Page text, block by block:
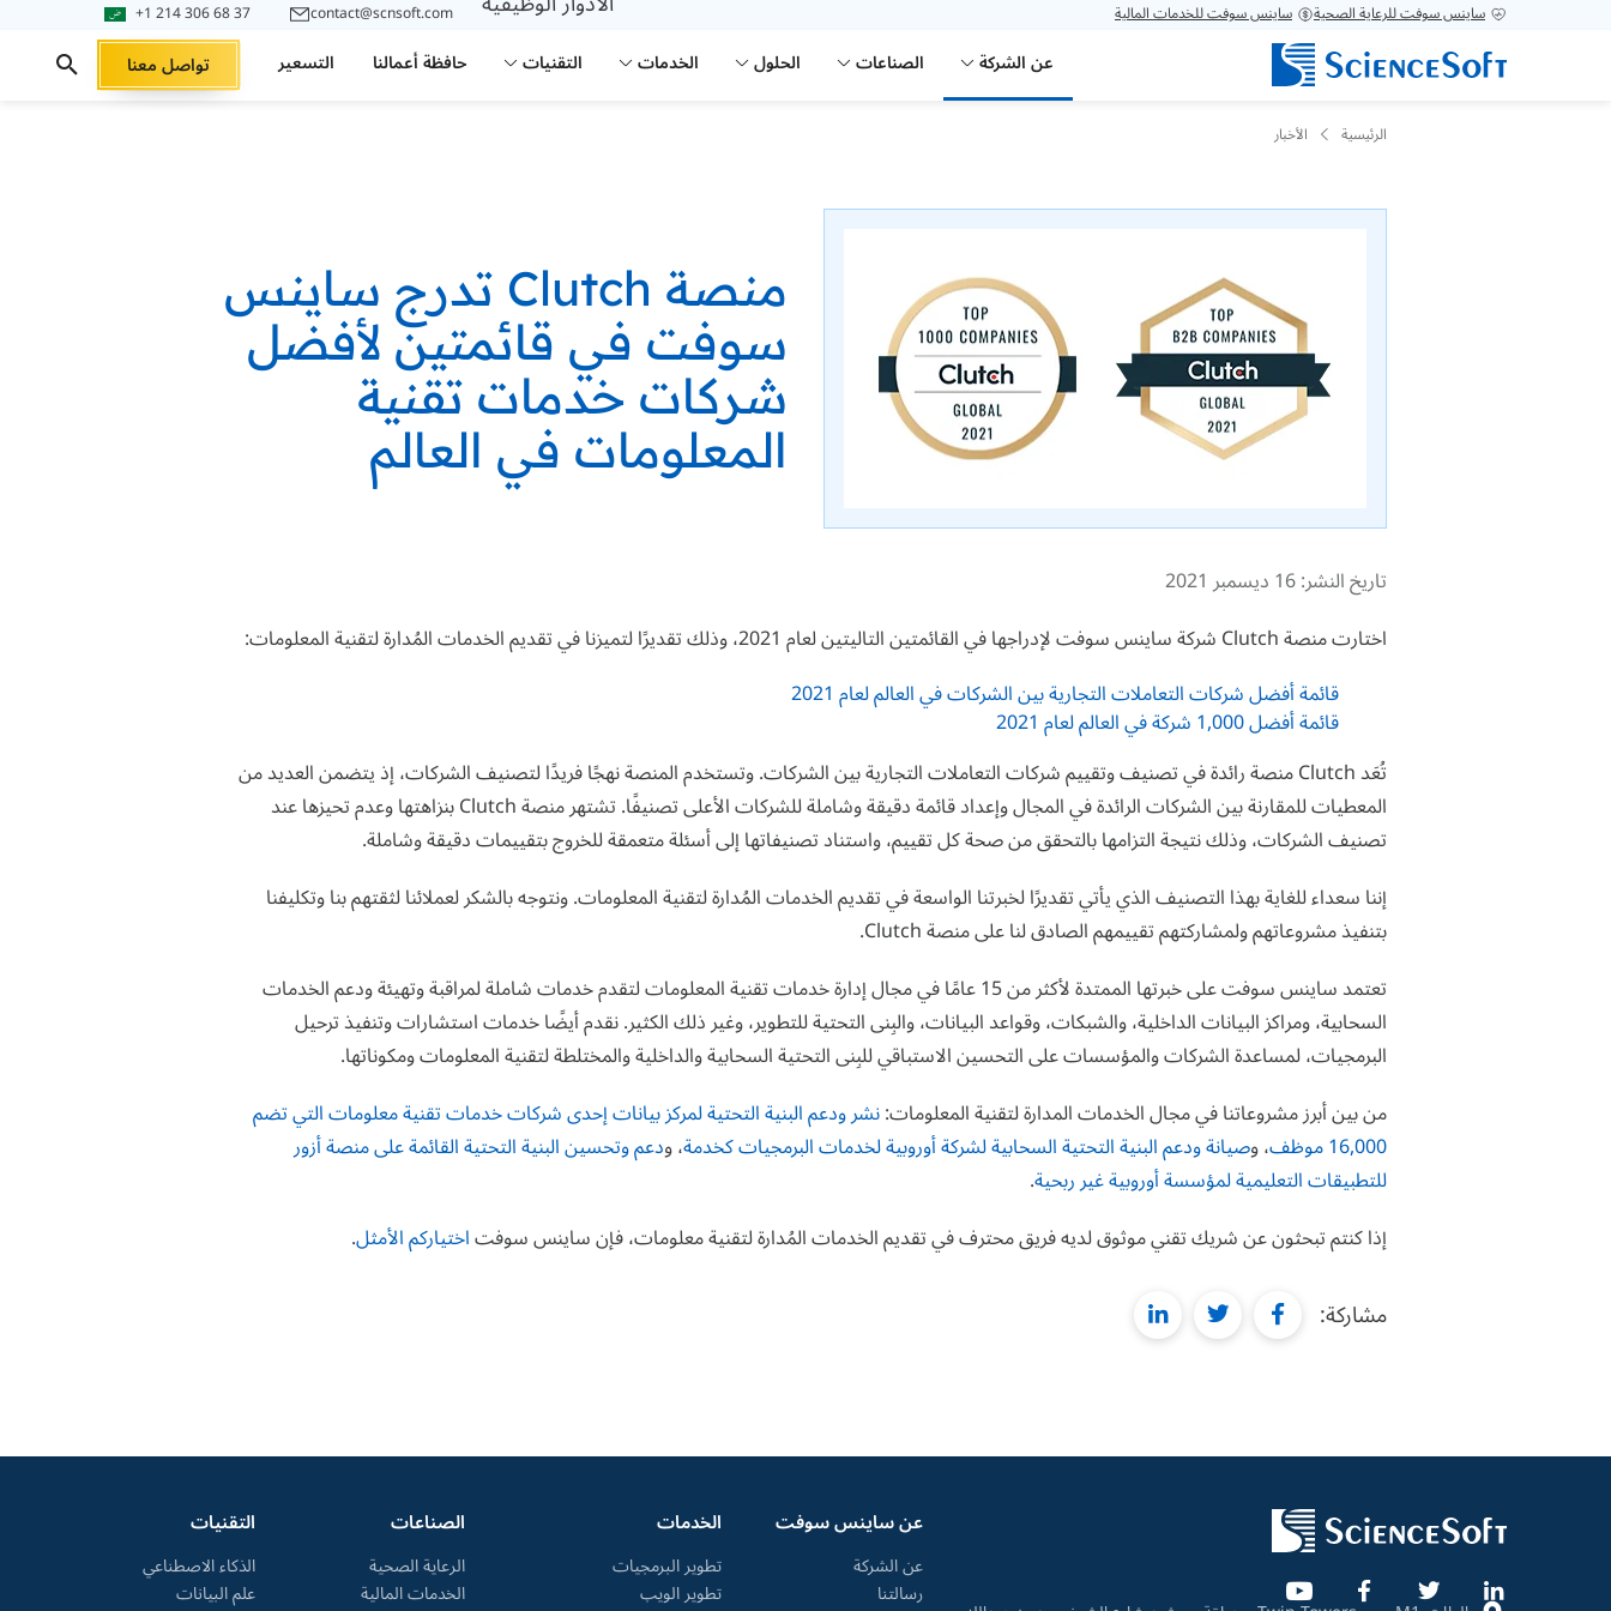
ساينس سوفت للرعاية الصحية ساينس سوفت للخدمات المالية contact@scnsoft.com
+1 214 306 68 37
عن الشركة الصناعات الحلول الخدمات التقنيات حافظة أعمالنا التسعير تواصل معنا
الرئيسية الأخبار
منصة Clutch تدرج ساينس
سوفت في قائمتين لأفضل
شركات خدمات تقنية
المعلومات في العالم
تاريخ النشر:16 ديسمبر 2021
اختارت منصة Clutch شركة ساينس سوفت لإدراجها في القائمتين التاليتين لعام 2021، وذلك تقديرًا لتميزنا في تقديم الخدمات المُدارة لتقنية المعلومات:
قائمة أفضل شركات التعاملات التجارية بين الشركات في العالم لعام 2021
قائمة أفضل 1,000 شركة في العالم لعام 2021
تُعَد Clutch منصة رائدة في تصنيف وتقييم شركات التعاملات التجارية بين الشركات. وتستخدم المنصة نهجًا فريدًا لتصنيف الشركات، إذ يتضمن العديد من
المعطيات للمقارنة بين الشركات الرائدة في المجال وإعداد قائمة دقيقة وشاملة للشركات الأعلى تصنيفًا. تشتهر منصة Clutch بنزاهتها وعدم تحيزها عند
تصنيف الشركات، وذلك نتيجة التزامها بالتحقق من صحة كل تقييم، واستناد تصنيفاتها إلى أسئلة متعمقة للخروج بتقييمات دقيقة وشاملة.
إننا سعداء للغاية بهذا التصنيف الذي يأتي تقديرًا لخبرتنا الواسعة في تقديم الخدمات المُدارة لتقنية المعلومات. ونتوجه بالشكر لعملائنا لثقتهم بنا وتكليفنا
بتنفيذ مشروعاتهم ولمشاركتهم تقييمهم الصادق لنا على منصة Clutch.
تعتمد ساينس سوفت على خبرتها الممتدة لأكثر من 15 عامًا في مجال إدارة خدمات تقنية المعلومات لتقدم خدمات شاملة لمراقبة وتهيئة ودعم الخدمات
السحابية، ومراكز البيانات الداخلية، والشبكات، وقواعد البيانات، والبِنى التحتية للتطوير، وغير ذلك الكثير. نقدم أيضًا خدمات استشارات وتنفيذ ترحيل
البرمجيات، لمساعدة الشركات والمؤسسات على التحسين الاستباقي للبِنى التحتية السحابية والداخلية والمختلطة لتقنية المعلومات ومكوناتها.
من بين أبرز مشروعاتنا في مجال الخدمات المدارة لتقنية المعلومات:نشر ودعم البنية التحتية لمركز بيانات إحدى شركات خدمات تقنية معلومات التي تضم
16,000 موظف
، وصيانة ودعم البنية التحتية السحابية لشركة أوروبية لخدمات البرمجيات كخدمة، ودعم وتحسين البنية التحتية القائمة على منصة أزور
للتطبيقات التعليمية لمؤسسة أوروبية غير ربحية.
إذا كنتم تبحثون عن شريك تقني موثوق لديه فريق محترف في تقديم الخدمات المُدارة لتقنية معلومات، فإن ساينس سوفتاختياركم الأمثل.
مشاركة: facebook
twitter
linkedin
عن ساينس سوفت
عن الشركة
رسالتنا
الخدمات
تطوير البرمجيات
تطوير الويب
الصناعات
الرعاية الصحية
الخدمات المالية
التقنيات
الذكاء الاصطناعي
علم البيانات